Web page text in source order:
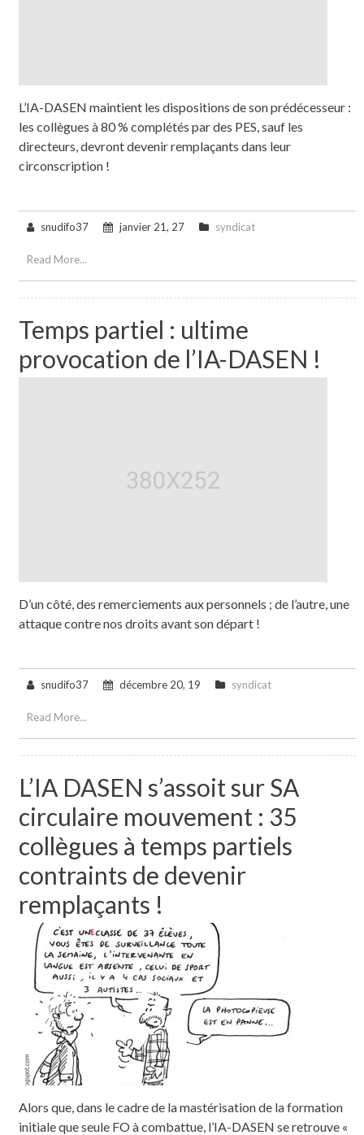
L’IA-DASEN maintient les dispositions de son prédécesseur :
les collègues à 80 % complétés par des PES, sauf les
directeurs, devront devenir remplaçants dans leur
circonscription !
snudifo37 janvier 21, 27 syndicat
Read More...
Temps partiel : ultime
provocation de l’IA-DASEN !
D’un côté, des remerciements aux personnels ; de l’autre, une
attaque contre nos droits avant son départ !
snudifo37 décembre 20, 19 syndicat
Read More...
L’IA DASEN s’assoit sur SA
circulaire mouvement : 35
collègues à temps partiels
contraints de devenir
remplaçants !
Alors que, dans le cadre de la mastérisation de la formation
initiale que seule FO à combattue, l’IA-DASEN se retrouve «